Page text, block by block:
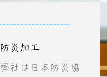
防炎加工
弊社は日本防炎協